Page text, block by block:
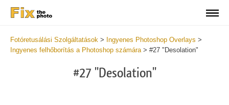
Fotóretusálási Szolgáltatások > Ingyenes Photoshop Overlays >
Ingyenes felhőborítás a Photoshop számára> #27 "Desolation"
#27 "Desolation"